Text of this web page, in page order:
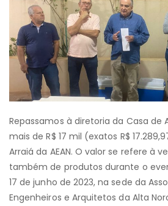
Repassamos à diretoria da Casa de
mais de R$ 17 mil (exatos R$
Arraiá da AEAN. O valor se refere à
também de produtos durante o
17 de junho de 2023, na sede da
Engenheiros e Arquitetos da Alta